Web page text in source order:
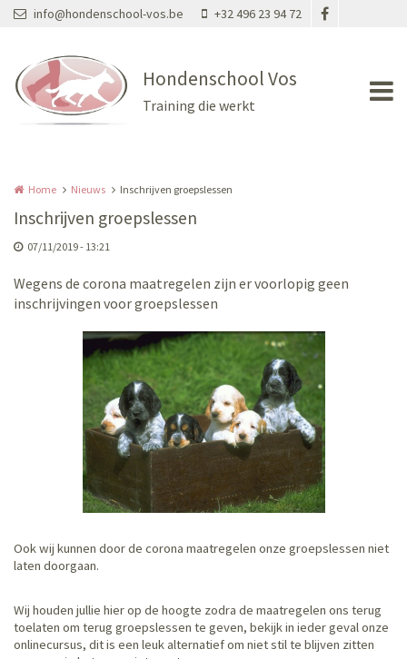
Overslaan en naar de inhoud gaan
info@hondenschool-vos.be +32 496 23 94 72
Hondenschool Vos
Training die werkt
Home Nieuws Inschrijven groepslessen
Inschrijven groepslessen
07/11/2019 - 13:21
Wegens de corona maatregelen zijn er voorlopig geen
inschrijvingen voor groepslessen
Ook wij kunnen door de corona maatregelen onze groepslessen niet
laten doorgaan.
Wij houden jullie hier op de hoogte zodra de maatregelen ons terug
toelaten om terug groepslessen te geven, bekijk in ieder geval onze
onlinecursus, dit is een leuk alternatief om niet stil te blijven zitten